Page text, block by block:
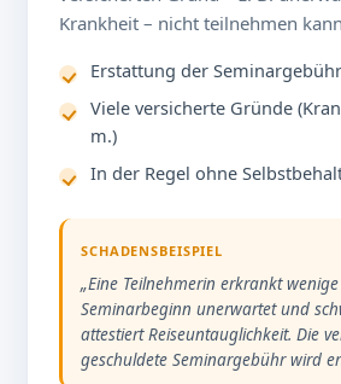
Krankheit – nicht teilnehmen
Erstattung der
Viele versicherte Gründe
m.)
In der Regel ohne
SCHADENSBEISPIEL
„Eine Teilnehmerin erkrankt
Seminarbeginn unerwartet und
attestiert Reiseuntauglichkeit. Die
geschuldete Seminargebühr wird